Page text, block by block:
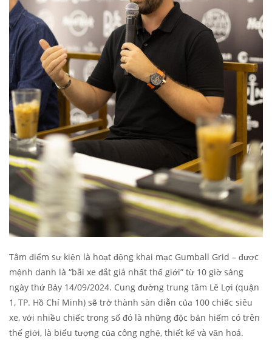
Tâm điểm sự kiện là hoạt động khai mạc Gumball Grid – được
mệnh danh là “bãi xe đắt giá nhất thế giới” từ 10 giờ sáng
ngày thứ Bảy 14/09/2024. Cung đường trung tâm Lê Lợi (quận
1, TP. Hồ Chí Minh) sẽ trở thành sàn diễn của 100 chiếc siêu
xe, với nhiều chiếc trong số đó là những độc bản hiếm có trên
thế giới, là biểu tượng của công nghệ, thiết kế và văn hoá.